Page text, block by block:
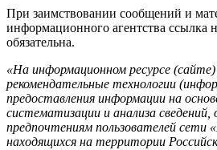
При заимствовании сообщений и
информационного агентства ссылка
обязательна.
«На информационном ресурсе
рекомендательные технологии
предоставления информации на
систематизации и анализа сведений,
предпочтениям пользователей сети
находящихся на территории